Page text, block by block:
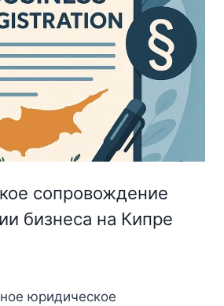
сопровождение
бизнеса на Кипре
юридическое